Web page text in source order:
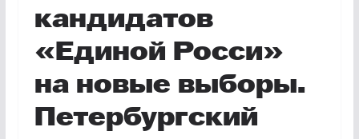
кандидатов
«Единой Росси»
на новые выборы.
Петербургский